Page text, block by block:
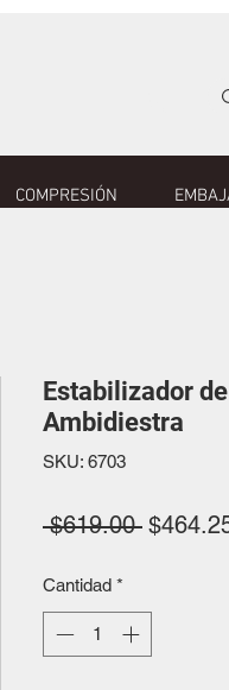
COMPRESIÓN
Estabilizador
Ambidiestra
SKU: 6703
$619.00 Precio
Cantidad *